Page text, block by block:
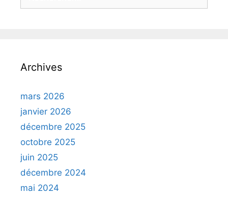
Archives
mars 2026
janvier 2026
décembre 2025
octobre 2025
juin 2025
décembre 2024
mai 2024